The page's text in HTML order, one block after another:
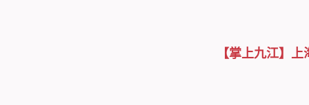
【掌上九江】